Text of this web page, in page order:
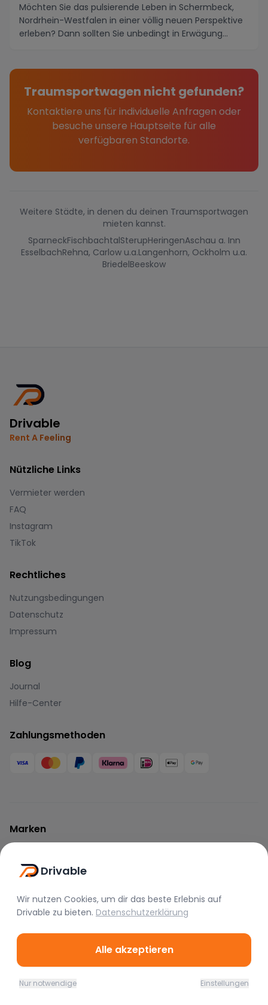
Möchten Sie das pulsierende Leben in Schermbeck,
Nordrhein-Westfalen in einer völlig neuen Perspektive
erleben? Dann sollten Sie unbedingt in Erwägung...
Traumsportwagen nicht gefunden?
Kontaktiere uns für individuelle Anfragen oder
besuche unsere Hauptseite für alle
verfügbaren Standorte.
Weitere Städte, in denen du deinen Traumsportwagen
mieten kannst.
SparneckFischbachtalSterupHeringenAschau a. Inn
EsselbachRehna, Carlow u.a.Langenhorn, Ockholm u.a.
BriedelBeeskow
Drivable
Rent A Feeling
Nützliche Links
Vermieter werden
FAQ
Instagram
TikTok
Rechtliches
Nutzungsbedingungen
Datenschutz
Impressum
Blog
Journal
Hilfe-Center
Zahlungsmethoden
Marken
Porsche
McLaren
Tesla
Range Rover
Bentley
Aston Martin
Maserati
Rolls Royce
Lotus
Drivable
Wir nutzen Cookies, um dir das beste Erlebnis auf
Drivable zu bieten. Datenschutzerklärung
Alle akzeptieren
Nur notwendige Einstellungen